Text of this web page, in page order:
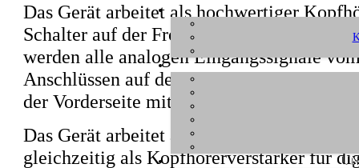
Das Gerät arbeitet als hochwertiger
Schalter auf der Frontblende auf
ANALOG
werden alle analogen Eingangssignale
Anschlüssen auf der Rückseite zum
der Vorderseite mit regelbarem Pegel
Das Gerät arbeitet auch als hochwertiger
gleichzeitig als Kopfhörerverstärker für